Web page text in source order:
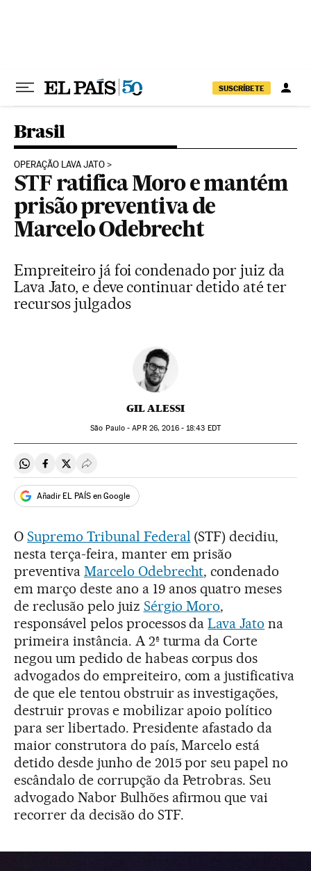
SUSCRÍBETE
Brasil
OPERAÇÃO LAVA JATO
STF ratifica Moro e mantém
prisão preventiva de
Marcelo Odebrecht
Empreiteiro já foi condenado por juiz da
Lava Jato, e deve continuar detido até ter
recursos julgados
GIL ALESSI
São Paulo -APR26, 2016 - 18:43 EDT
Compartir en Whatsapp
Compartir en Facebook
Compartir en Twitter
Desplegar Redes Sociales
Añadir EL PAÍS en Google
O Supremo Tribunal Federal (STF) decidiu,
nesta terça-feira, manter em prisão
preventiva Marcelo Odebrecht, condenado
em março deste ano a 19 anos quatro meses
de reclusão pelo juiz Sérgio Moro,
responsável pelos processos daLava Jato na
primeira instância. A 2ª turma da Corte
negou um pedido de habeas corpus dos
advogados do empreiteiro, com a justificativa
de que ele tentou obstruir as investigações,
destruir provas e mobilizar apoio político
para ser libertado. Presidente afastado da
maior construtora do país, Marcelo está
detido desde junho de 2015 por seu papel no
escândalo de corrupção da Petrobras. Seu
advogado Nabor Bulhões afirmou que vai
recorrer da decisão do STF.